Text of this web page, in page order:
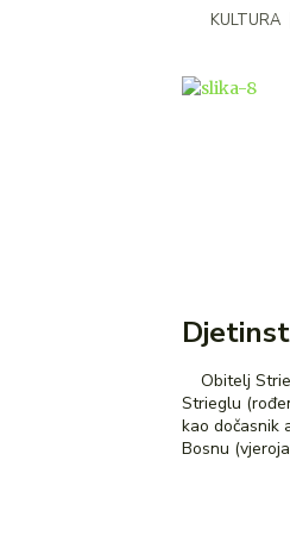
KULTURA
Strieglu
kao dočasnik
Bosnu